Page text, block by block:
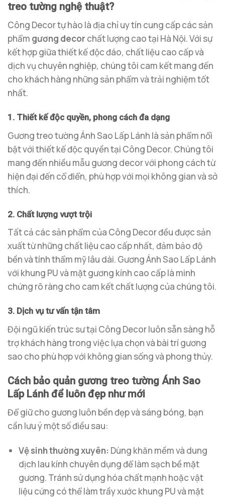
treo tường nghệ thuật?
Công Decor tự hào là địa chỉ uy tín cung cấp các sản
phẩm gương decor chất lượng cao tại Hà Nội. Với sự
kết hợp giữa thiết kế độc đáo, chất liệu cao cấp và
dịch vụ chuyên nghiệp, chúng tôi cam kết mang đến
cho khách hàng những sản phẩm và trải nghiệm tốt
nhất.
1. Thiết kế độc quyền, phong cách đa dạng
Gương treo tường Ánh Sao Lấp Lánh là sản phẩm nổi
bật với thiết kế độc quyền tại Công Decor. Chúng tôi
mang đến nhiều mẫu gương decor với phong cách từ
hiện đại đến cổ điển, phù hợp với mọi không gian và sở
thích.
2. Chất lượng vượt trội
Tất cả các sản phẩm của Công Decor đều được sản
xuất từ những chất liệu cao cấp nhất, đảm bảo độ
bền và tính thẩm mỹ lâu dài. Gương Ánh Sao Lấp Lánh
với khung PU và mặt gương kính cao cấp là minh
chứng rõ ràng cho cam kết chất lượng của chúng tôi.
3. Dịch vụ tư vấn tận tâm
Đội ngũ kiến trúc sư tại Công Decor luôn sẵn sàng hỗ
trợ khách hàng trong việc lựa chọn và bài trí gương
sao cho phù hợp với không gian sống và phong thủy.
Cách bảo quản gương treo tường Ánh Sao
Lấp Lánh để luôn đẹp như mới
Để giữ cho gương luôn bền đẹp và sáng bóng, bạn
cần lưu ý một số điều sau:
Vệ sinh thường xuyên: Dùng khăn mềm và dung
dịch lau kính chuyên dụng để làm sạch bề mặt
gương. Tránh sử dụng hóa chất mạnh hoặc vật
liệu cứng có thể làm trầy xước khung PU và mặt